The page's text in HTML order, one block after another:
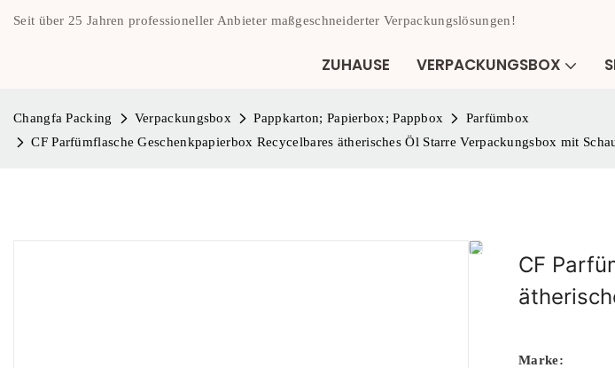
Seit über 25 Jahren professioneller Anbieter maßgeschneiderter Verpackungslösungen!
ZUHAUSE VERPACKUNGSBOX
Changfa Packing Verpackungsbox Pappkarton; Papierbox; Pappbox
Parfümbox
CF Parfümflasche Geschenkpapierbox Recycelbares ätherisches Öl Starre Verpackungsbox mit
CF
Marke: